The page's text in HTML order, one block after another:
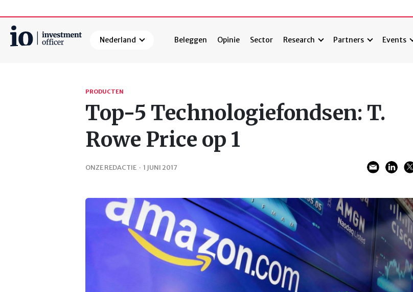
Nederland Beleggen Opinie Sector Research Partners Events
PRODUCTEN
Top-5 Technologiefondsen: T.
Rowe Price op 1
ONZE REDACTIE · 1 JUNI 2017